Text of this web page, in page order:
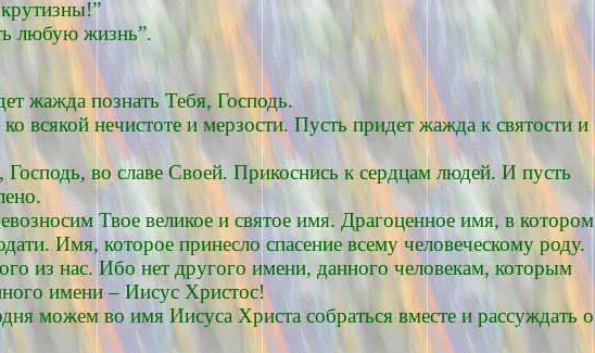
любую жизнь”.
жажда познать Тебя, Господь.
всякой нечистоте и мерзости. Пусть придет жажда к святости и
во славе Своей. Прикоснись к сердцам людей. И пусть
Твое великое и святое имя. Драгоценное имя, в котором
Имя, которое принесло спасение всему человеческому роду.
из нас. Ибо нет другого имени, данного человекам, которым
имени – Иисус Христос!
можем во имя Иисуса Христа собраться вместе и рассуждать о